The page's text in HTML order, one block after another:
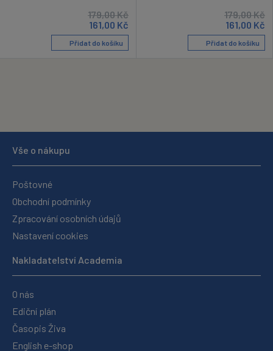
179,00Kč
161,00 Kč
Přidat do košíku
179,00Kč
161,00 Kč
Přidat do košíku
Vše o nákupu
Poštovné
Obchodní podmínky
Zpracování osobních údajů
Nastavení cookies
Nakladatelství Academia
O nás
Ediční plán
Časopis Živa
English e-shop